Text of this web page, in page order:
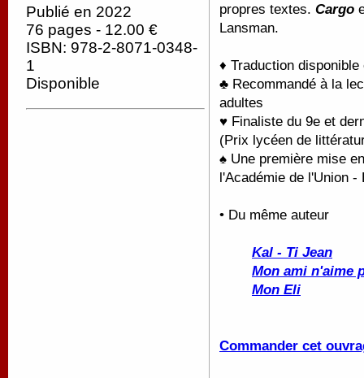
Publié en 2022
76 pages - 12.00 €
ISBN: 978-2-8071-0348-
1
Disponible
propres textes. Cargo
Lansman.
♦ Traduction
♣ Recommandé à la
adultes
♥ Finaliste du 9e et
(Prix lycéen de
♠ Une première mise
l'Académie de l'Union -
• Du même auteur
Kal - Ti Jean
Mon ami n'aime
Mon Eli
Commander cet